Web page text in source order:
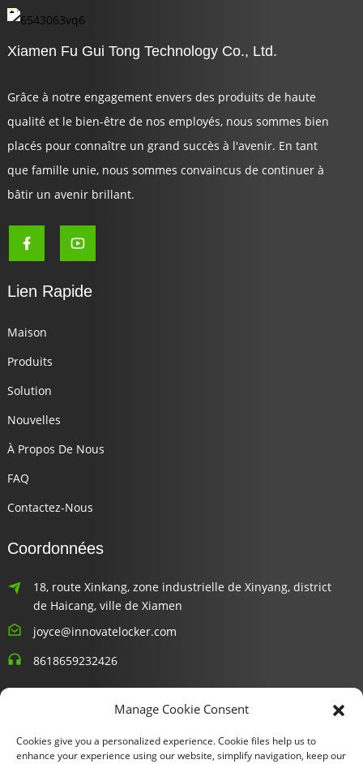
Xiamen Fu Gui Tong Technology Co., Ltd.
Grâce à notre engagement envers des produits de haute
qualité et le bien-être de nos employés, nous sommes bien
placés pour connaître un grand succès à l'avenir. En tant
que famille unie, nous sommes convaincus de continuer à
bâtir un avenir brillant.
Lien Rapide
Maison
Produits
Solution
Nouvelles
À Propos De Nous
FAQ
Contactez-Nous
Coordonnées
18, route Xinkang, zone industrielle de Xinyang, district
de Haicang, ville de Xiamen
joyce@innovatelocker.com
8618659232426
Bulletins D'information
Entrez votre email et nous vous enverrons les dernières
Manage Cookie Consent
Cookies give you a personalized experience. Cookie files help us to
enhance your experience using our website, simplify navigation, keep our